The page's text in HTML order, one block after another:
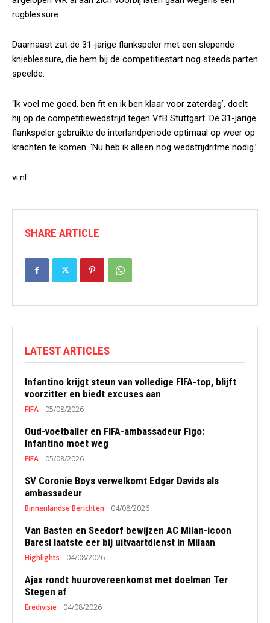
rugblessure.
Daarnaast zat de 31-jarige flankspeler met een slepende
knieblessure, die hem bij de competitiestart nog steeds parten
speelde.
‘Ik voel me goed, ben fit en ik ben klaar voor zaterdag’, doelt
hij op de competitiewedstrijd tegen VfB Stuttgart. De 31-jarige
flankspeler gebruikte de interlandperiode optimaal op weer op
krachten te komen. ‘Nu heb ik alleen nog wedstrijdritme nodig.’
vi.nl
SHARE ARTICLE
LATEST ARTICLES
Infantino krijgt steun van volledige FIFA-top, blijft
voorzitter en biedt excuses aan
FIFA 05/08/2026
Oud-voetballer en FIFA-ambassadeur Figo:
Infantino moet weg
FIFA 05/08/2026
SV Coronie Boys verwelkomt Edgar Davids als
ambassadeur
Binnenlandse Berichten 04/08/2026
Van Basten en Seedorf bewijzen AC Milan-icoon
Baresi laatste eer bij uitvaartdienst in Milaan
Highlights 04/08/2026
Ajax rondt huurovereenkomst met doelman Ter
Stegen af
Eredivisie 04/08/2026